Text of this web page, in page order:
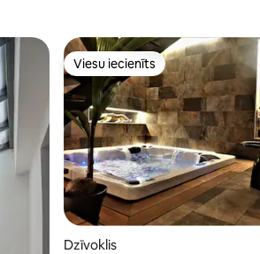
Viesu iecienīts
Viesu iecienīts
Dzīvoklis